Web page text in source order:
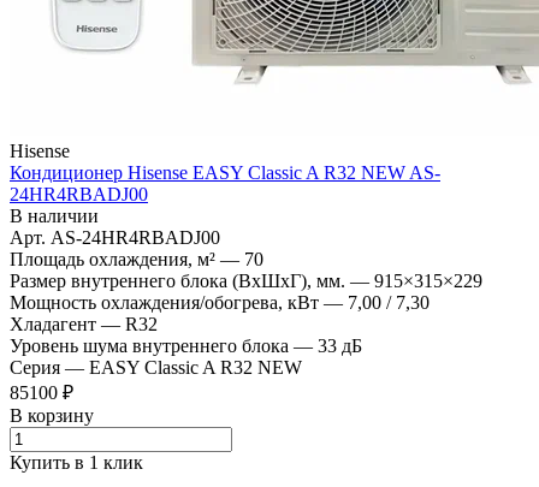
Hisense
Кондиционер Hisense EASY Classic A R32 NEW AS-
24HR4RBADJ00
В наличии
Арт. AS-24HR4RBADJ00
Площадь охлаждения, м² — 70
Размер внутреннего блока (ВхШхГ), мм. — 915×315×229
Мощность охлаждения/обогрева, кВт — 7,00 / 7,30
Хладагент — R32
Уровень шума внутреннего блока — 33 дБ
Серия — EASY Classic A R32 NEW
85100 ₽
В корзину
Купить в 1 клик